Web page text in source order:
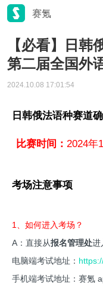
赛氪
【必看】日韩
第二届全国外
2024.10.08 17:01:54
日韩俄法语种赛道
比赛时间： 2024年
考场注意事项
1、如何进入考场？
A：直接从报名管理处进
电脑端考试地址：
手机端考试地址：赛氪